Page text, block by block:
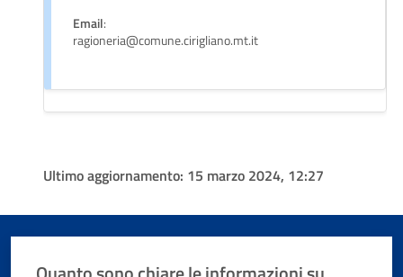
Email:
ragioneria@comune.cirigliano.mt.it
Ultimo aggiornamento: 15 marzo 2024, 12:27